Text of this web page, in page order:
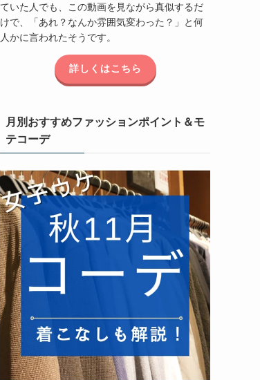
ていた人でも、この動画を見ながら真似するだ
けで、「あれ？なんか雰囲気変わった？」と何
人かに言われたそうです。
詳しくはこちら
月別おすすめファッションポイント＆モ
テコーデ